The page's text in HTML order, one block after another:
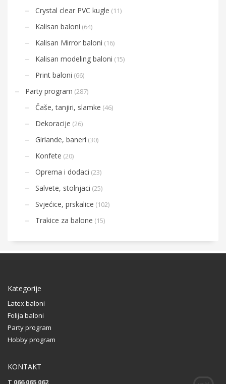
Crystal clear PVC kugle (11)
Kalisan baloni (64)
Kalisan Mirror baloni (16)
Kalisan modeling baloni (15)
Print baloni (66)
Party program (287)
Čaše, tanjiri, slamke (46)
Dekoracije (26)
Girlande, baneri (30)
Konfete (20)
Oprema i dodaci (23)
Salvete, stolnjaci (25)
Svjećice, prskalice (102)
Trakice za balone (15)
Kategorije
Latex baloni
Folija baloni
Party program
Hobby program
KONTAKT
T 066 065 062